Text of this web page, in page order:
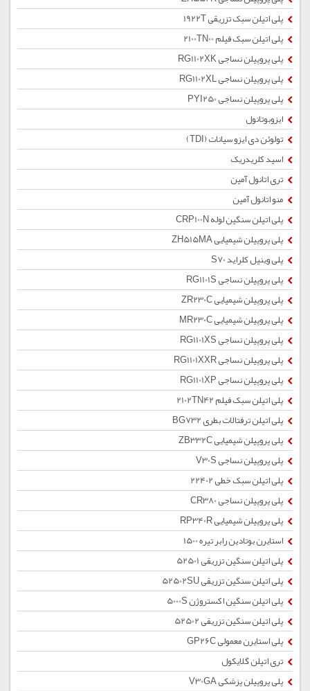
پلی اتیلن سبک تزریقی 1922T
پلی اتیلن سبک فیلم 2100TN00
پلی پروپیلن نساجی RG1102XK
پلی پروپیلن نساجی RG1102XL
پلی پروپیلن نساجی PYI250
ایزوبوتانول
تولوئن دی ایزو سیانات (TDI)
اسید کلریدریک
تری اتانول آمین
منو اتانول آمین
پلی اتیلن سنگین لوله CRP100N
پلی پروپیلن شیمیایی ZH515MA
پلی وینیل کلراید S70
پلی پروپیلن نساجی RG1101S
پلی پروپیلن شیمیایی ZR230C
پلی پروپیلن شیمیایی MR230C
پلی پروپیلن نساجی RG1101XS
پلی پروپیلن نساجی RG1101XXR
پلی پروپیلن نساجی RG1101XP
پلی اتیلن سبک فیلم 2102TN42
پلی اتیلن ترفتالات بطری BG732
پلی پروپیلن شیمیایی ZB332C
پلی پروپیلن نساجی V30S
پلی اتیلن سبک خطی 22402
پلی پروپیلن نساجی CR380
پلی پروپیلن شیمیایی RP340R
استایرن بوتادین رابر تیره 1500
پلی اتیلن سنگین تزریقی 52501
پلی اتیلن سنگین تزریقی 52502SU
پلی اتیلن سنگین اکستروژن 5000S
پلی اتیلن سنگین تزریقی 52502
پلی استایرن معمولی GP26C
تری اتیلن گلایکول
پلی پروپیلن پزشکی V30GA